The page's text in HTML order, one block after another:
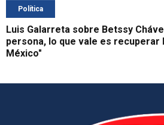
Política
Luis Galarreta sobre Betssy
persona, lo que vale es recuperar
México"